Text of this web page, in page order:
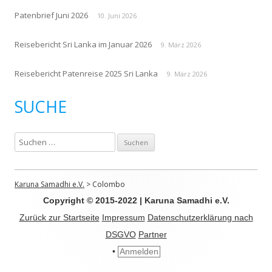
Patenbrief Juni 2026 10. Juni 2026
Reisebericht Sri Lanka im Januar 2026 9. März 2026
Reisebericht Patenreise 2025 Sri Lanka 9. März 2026
SUCHE
u
c
h
Karuna Samadhi e.V. > Colombo
Copyright © 2015-2022 | Karuna Samadhi e.V.
Zurück zur Startseite Impressum Datenschutzerklärung nach
DSGVO Partner
• Anmelden